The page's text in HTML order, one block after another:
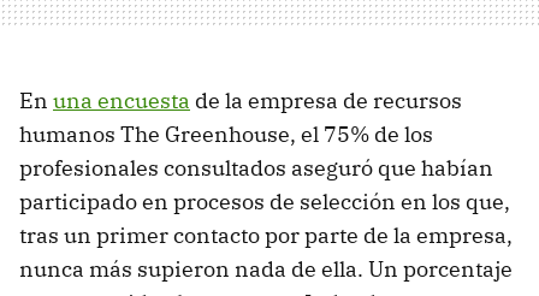
En una encuesta de la empresa de recursos
humanos The Greenhouse, el 75% de los
profesionales consultados aseguró que habían
participado en procesos de selección en los que,
tras un primer contacto por parte de la empresa,
nunca más supieron nada de ella. Un porcentaje